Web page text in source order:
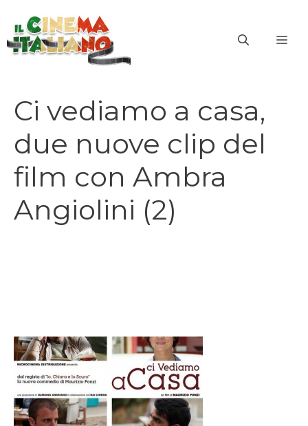
contenuto
Ci vediamo a casa,
due nuove clip del
film con Ambra
Angiolini (2)